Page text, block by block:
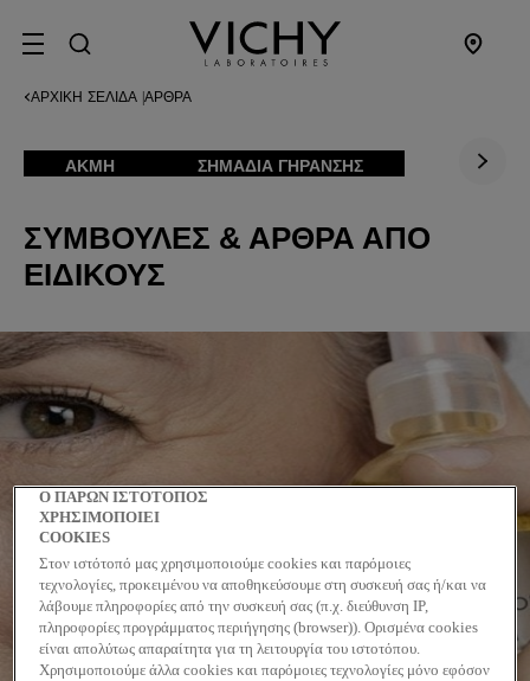
SITE MENU
ΑΡΧΙΚΉ ΣΕΛΊΔΑ ΆΡΘΡΑ
ΑΚΜΉ ΣΗΜΑΔΙΑ ΓΗΡΑΝΣΗΣ
ΣΥΜΒΟΥΛΈΣ & ΆΡΘΡΑ ΑΠΌ
ΕΙΔΙΚΟΎΣ
Ο ΠΑΡΩΝ ΙΣΤΟΤΟΠΟΣ
ΧΡΗΣΙΜΟΠΟΙΕΙ
COOKIES
Στον ιστότοπό μας χρησιμοποιούμε cookies και παρόμοιες
τεχνολογίες, προκειμένου να αποθηκεύσουμε στη συσκευή σας ή/και να
λάβουμε πληροφορίες από την συσκευή σας (π.χ. διεύθυνση IP,
πληροφορίες προγράμματος περιήγησης (browser)). Ορισμένα cookies
είναι απολύτως απαραίτητα για τη λειτουργία του ιστοτόπου.
Χρησιμοποιούμε άλλα cookies και παρόμοιες τεχνολογίες μόνο εφόσον